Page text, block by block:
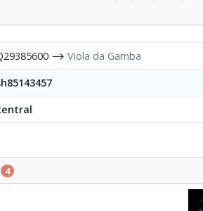
⟶ Viola da Gamba
4